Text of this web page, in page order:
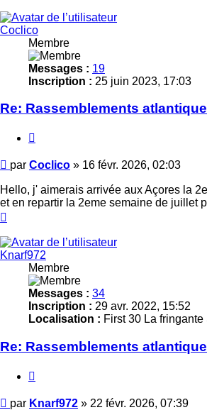
Coclico
Membre
Messages : 19
Inscription : 25 juin 2023, 17:03
Re: Rassemblements
Message
par Coclico » 16 févr. 2026, 02:03
Hello, j' aimerais arrivée aux Açores la
et en repartir la 2eme semaine de juillet
Knarf972
Membre
Messages : 34
Inscription : 29 avr. 2022, 15:52
Localisation : First 30 La
Re: Rassemblements
Message
par Knarf972 » 22 févr. 2026, 07:39